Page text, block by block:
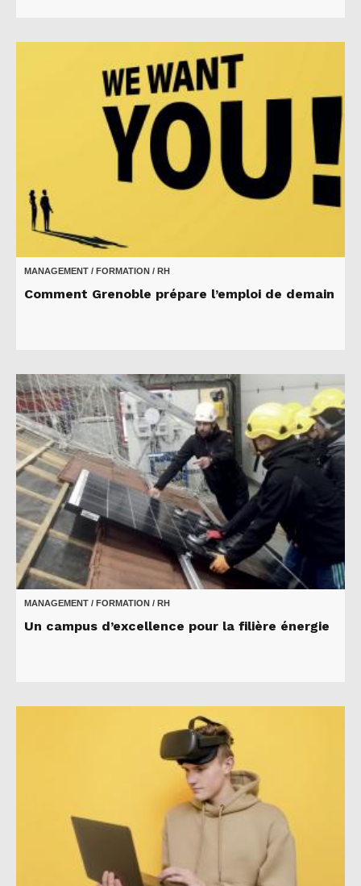
MANAGEMENT / FORMATION / RH
Comment Grenoble prépare l’emploi de demain
MANAGEMENT / FORMATION / RH
Un campus d’excellence pour la filière énergie